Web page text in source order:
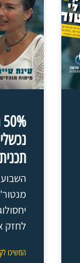
תכנית #3: עם עינת
לחזק
המשיכו